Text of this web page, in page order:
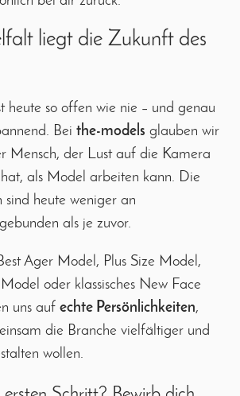
liegt die Zukunft des
heute so offen wie nie – und genau
Bei the-models glauben wir
Mensch, der Lust auf die Kamera
als Model arbeiten kann. Die
sind heute weniger an
als je zuvor.
Ager Model, Plus Size Model,
oder klassisches New Face
uns auf echte Persönlichkeiten,
die Branche vielfältiger und
wollen.